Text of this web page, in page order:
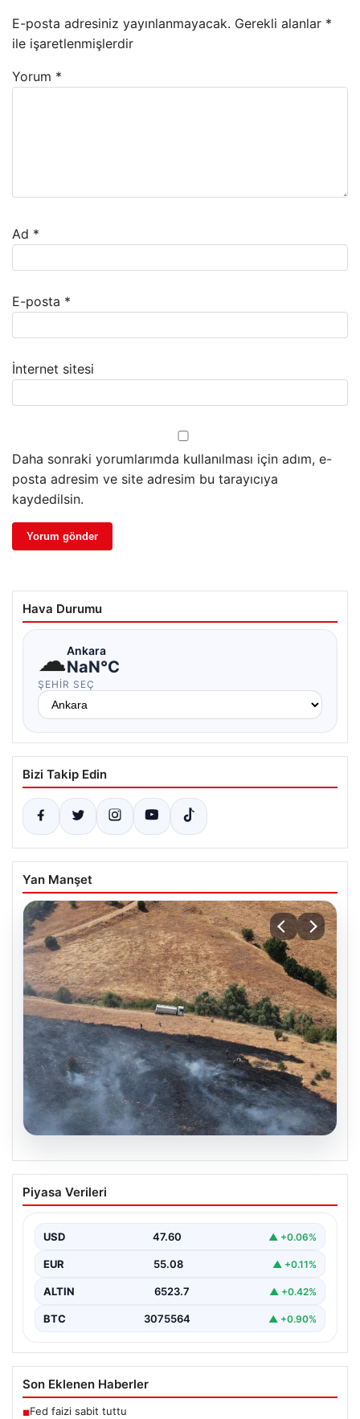
E-posta adresiniz yayınlanmayacak. Gerekli alanlar *
ile işaretlenmişlerdir
Yorum *
Ad *
E-posta *
İnternet sitesi
Daha sonraki yorumlarımda kullanılması için adım, e-
posta adresim ve site adresim bu tarayıcıya
kaydedilsin.
Hava Durumu
☁Ankara
NaN°C
ŞEHIR SEÇ
Bizi Takip Edin
Yan Manşet
05.08.2026
Tunceli’de otluk yangını ormanlık alana
sıçramadan kontrol altına alındı
arasında bulunan otlaklık bölgede henüz
belirlenemeyen bir nedenle…
Piyasa Verileri
USD 47.60 ▲ +0.06%
EUR 55.08 ▲ +0.11%
ALTIN 6523.7 ▲ +0.42%
BTC 3075564 ▲ +0.90%
Son Eklenen Haberler
■Fed faizi sabit tuttu